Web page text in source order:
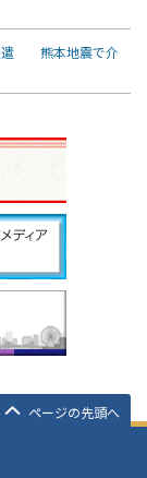
遣 熊本地震で介
ページの先頭へ